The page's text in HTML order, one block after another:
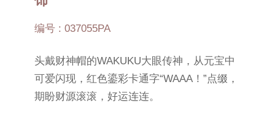
编号 : 037055PA
头戴财神帽的WAKUKU大眼传神，从元宝中
可爱闪现，红色鎏彩卡通字“WAAA！”点缀，
期盼财源滚滚，好运连连。